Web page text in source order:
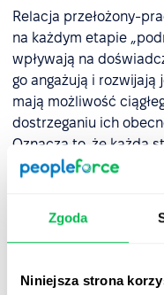
Zgoda
Niniejsza strona
Relacja przełożony-
na każdym etapie
wpływają na
go angażują i rozwijają
mają możliwość
dostrzeganiu ich
Oznacza to, że każda
musi priorytetowo
Rola w firmie
„Czego się ode mnie